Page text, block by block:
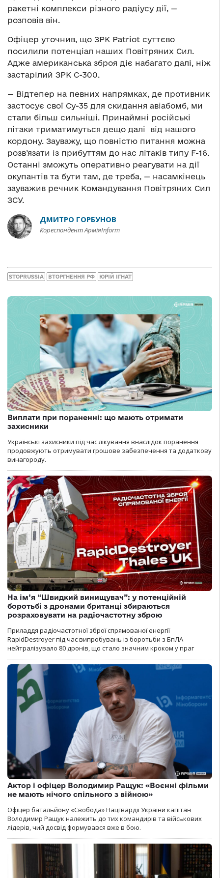
ракетні комплекси різного радіусу дії, —
розповів він.
Офіцер уточнив, що ЗРК Patriot суттєво
посилили потенціал наших Повітряних Сил.
Адже американська зброя діє набагато далі, ніж
застарілий ЗРК С-300.
— Відтепер на певних напрямках, де противник
застосує свої Су-35 для скидання авіабомб, ми
стали більш сильніші. Принаймні російські
літаки триматимуться дещо далі від нашого
кордону. Зауважу, що повністю питання можна
розв’язати із прибуттям до нас літаків типу F-16.
Останні зможуть оперативно реагувати на дії
окупантів та бути там, де треба, — насамкінець
зауважив речник Командування Повітряних Сил
ЗСУ.
ДМИТРО ГОРБУНОВ
Кореспондент АрміяInform
STOPRUSSIA ВТОРГНЕННЯ РФ ЮРІЙ ІГНАТ
Виплати при пораненні: що мають отримати
захисники
Українські захисники під час лікування внаслідок поранення
продовжують отримувати грошове забезпечення та додаткову
винагороду.
На ім’я “Швидкий винищувач”: у потенційній
боротьбі з дронами британці збираються
розраховувати на радіочастотну зброю
Приладдя радіочастотної зброї спрямованої енергії
RapidDestroyer під час випробувань із боротьби з БпЛА
нейтралізувало 80 дронів, що стало значним кроком у праг
Актор і офіцер Володимир Ращук: «Воєнні фільми
не мають нічого спільного з війною»
Офіцер батальйону «Свобода» Нацгвардії України капітан
Володимир Ращук належить до тих командирів та військових
лідерів, чий досвід формувався вже в бою.